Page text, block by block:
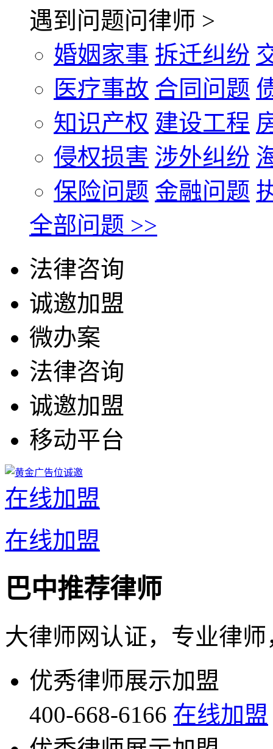
遇到问题问律师 >
婚姻家事 拆迁纠纷
医疗事故 合同问题
知识产权 建设工程
侵权损害 涉外纠纷
保险问题 金融问题
全部问题 >>
法律咨询
诚邀加盟
微办案
法律咨询
诚邀加盟
移动平台
在线加盟
在线加盟
巴中推荐律师
大律师网认证，专业律
优秀律师展示加盟
400-668-6166 在线加盟